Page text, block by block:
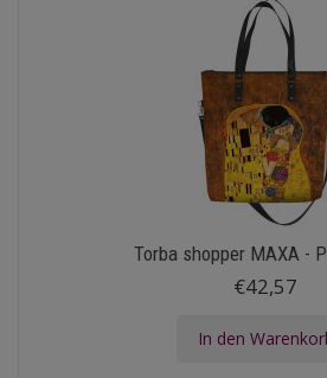
Torba shopper MAXA -
€42,57
In den